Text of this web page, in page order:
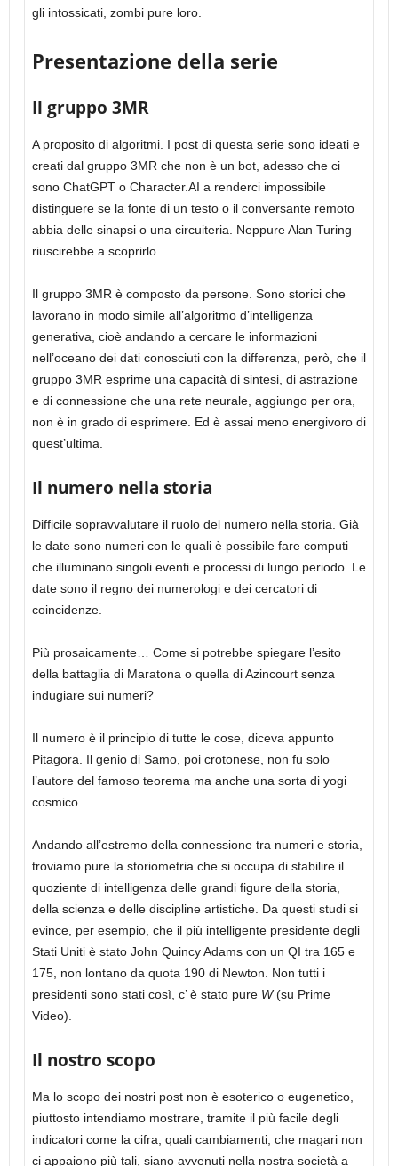
gli intossicati, zombi pure loro.
Presentazione della serie
Il gruppo 3MR
A proposito di algoritmi. I post di questa serie sono ideati e
creati dal gruppo 3MR che non è un bot, adesso che ci
sono ChatGPT o Character.AI a renderci impossibile
distinguere se la fonte di un testo o il conversante remoto
abbia delle sinapsi o una circuiteria. Neppure Alan Turing
riuscirebbe a scoprirlo.
Il gruppo 3MR è composto da persone. Sono storici che
lavorano in modo simile all’algoritmo d’intelligenza
generativa, cioè andando a cercare le informazioni
nell’oceano dei dati conosciuti con la differenza, però, che il
gruppo 3MR esprime una capacità di sintesi, di astrazione
e di connessione che una rete neurale, aggiungo per ora,
non è in grado di esprimere. Ed è assai meno energivoro di
quest’ultima.
Il numero nella storia
Difficile sopravvalutare il ruolo del numero nella storia. Già
le date sono numeri con le quali è possibile fare computi
che illuminano singoli eventi e processi di lungo periodo. Le
date sono il regno dei numerologi e dei cercatori di
coincidenze.
Più prosaicamente… Come si potrebbe spiegare l’esito
della battaglia di Maratona o quella di Azincourt senza
indugiare sui numeri?
Il numero è il principio di tutte le cose, diceva appunto
Pitagora. Il genio di Samo, poi crotonese, non fu solo
l’autore del famoso teorema ma anche una sorta di yogi
cosmico.
Andando all’estremo della connessione tra numeri e storia,
troviamo pure la storiometria che si occupa di stabilire il
quoziente di intelligenza delle grandi figure della storia,
della scienza e delle discipline artistiche. Da questi studi si
evince, per esempio, che il più intelligente presidente degli
Stati Uniti è stato John Quincy Adams con un QI tra 165 e
175, non lontano da quota 190 di Newton. Non tutti i
presidenti sono stati così, c’ è stato pure W(su Prime
Video).
Il nostro scopo
Ma lo scopo dei nostri post non è esoterico o eugenetico,
piuttosto intendiamo mostrare, tramite il più facile degli
indicatori come la cifra, quali cambiamenti, che magari non
ci appaiono più tali, siano avvenuti nella nostra società a